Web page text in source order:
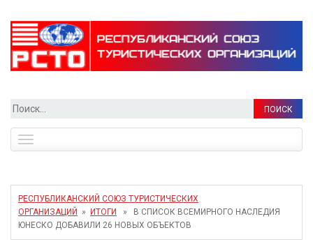
Найти:
navigation
РЕСПУБЛИКАНСКИЙ СОЮЗ ТУРИСТИЧЕСКИХ
ОРГАНИЗАЦИЙ
» ИТОГИ
» В СПИСОК ВСЕМИРНОГО НАСЛЕДИЯ
ЮНЕСКО ДОБАВИЛИ 26 НОВЫХ ОБЪЕКТОВ